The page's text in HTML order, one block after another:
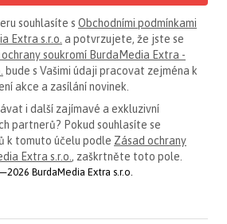
souhlasíte s Obchodními podmínkami
Extra s.r.o. a potvrzujete, že jste se
soukromí BurdaMedia Extra -
bude s Vašimi údaji pracovat zejména k
akce a zasílání novinek.
i další zajímavé a exkluzivní
partnerů? Pokud souhlasíte se
k tomuto účelu podle Zásad ochrany
Extra s.r.o. , zaškrtněte toto pole.
BurdaMedia Extra s.r.o.